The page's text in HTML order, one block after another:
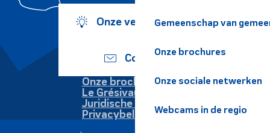
Gemeenschap van
Onze brochures
Onze sociale netwerken
Webcams in de regio
Onze verplichtingen
Contact
Onze brochures
Le Grésivaudan
Juridische informatie
Privacybeleid